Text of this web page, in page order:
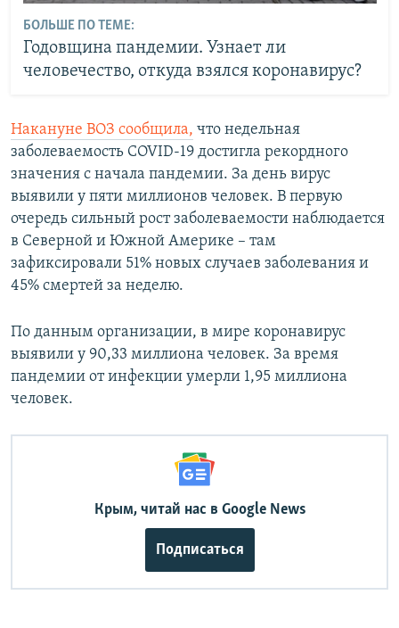
БОЛЬШЕ ПО ТЕМЕ:
Годовщина пандемии. Узнает ли
человечество, откуда взялся коронавирус?
Накануне ВОЗ сообщила, что недельная
заболеваемость COVID-19 достигла рекордного
значения с начала пандемии. За день вирус
выявили у пяти миллионов человек. В первую
очередь сильный рост заболеваемости наблюдается
в Северной и Южной Америке – там
зафиксировали 51% новых случаев заболевания и
45% смертей за неделю.
По данным организации, в мире коронавирус
выявили у 90,33 миллиона человек. За время
пандемии от инфекции умерли 1,95 миллиона
человек.
Крым, читай нас в Google News
Подписаться